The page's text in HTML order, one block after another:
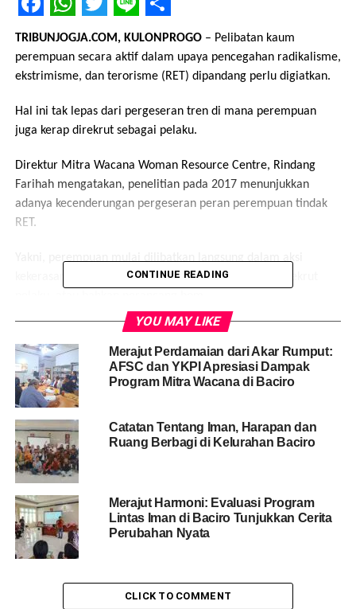
Facebook
WhatsApp
Twitter
LineShare
TRIBUNJOGJA.COM, KULONPROGO– Pelibatan kaum
perempuan secara aktif dalam upaya pencegahan radikalisme,
ekstrimisme, dan terorisme (RET) dipandang perlu digiatkan.
Hal ini tak lepas dari pergeseran tren di mana perempuan
juga kerap direkrut sebagai pelaku.
Direktur Mitra Wacana Woman Resource Centre, Rindang
Farihah mengatakan, penelitian pada 2017 menunjukkan
adanya kecenderungan pergeseran peran perempuan tindak
RET.
kekerasan seperti sebagai pelaku bom bunuh diri, perekrut
“Mereka secara sadar bergabung dengan kelompok RET. Ada
beberapa faktor yang memotivasi peran tersebut. Mulai dari
ekonomi, pernikahan, budaya, hingga agama,” kata Rindang
dalam seminar Pencegahan RET bagi Masyarakat Desa serta
Optimalisasi Peran Kelompok Perempuan di Gedung Kaca
kompleks Pemkab Kulonprogo, Selasa (23/1/2018).
Menurut Rindang, dalam sisi agama dan budaya, perempuan
di Indonesia cenderung diajarkan untuk taat dan mematuhi
lelaki dan dipandang sebagai pihak yang lemah sekaligus
luwes.
Hal itu lalu menjadi setereotip yang berkembang di
CONTINUE READING
YOU MAY LIKE
Merajut Perdamaian dari Akar Rumput:
AFSC dan YKPI Apresiasi Dampak
Program Mitra Wacana di Baciro
Catatan Tentang Iman, Harapan dan
Ruang Berbagi di Kelurahan Baciro
Merajut Harmoni: Evaluasi Program
Lintas Iman di Baciro Tunjukkan Cerita
Perubahan Nyata
CLICK TO COMMENT